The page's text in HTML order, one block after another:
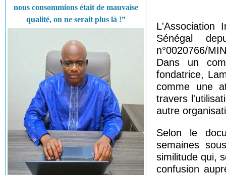
nous consommions était de mauvaise
qualité, on ne serait plus là !”
L'Association
Sénégal
n°0020766/
Dans un
fondatrice,
comme une
travers
autre
Selon le
semaines
similitude qui,
confusion